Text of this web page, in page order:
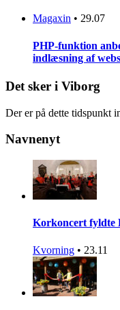
Magaxin • 29.07
PHP-funktion
indlæsning af
Det sker i Viborg
Der er på dette tidspunkt
Navnenyt
Korkoncert fyldte
Kvorning • 23.11